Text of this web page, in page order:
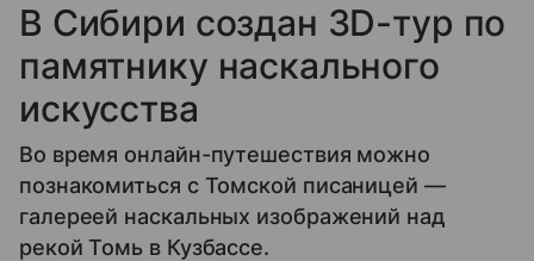
В Сибири создан 3D-тур по
памятнику наскального
искусства
Во время онлайн-путешествия можно
познакомиться с Томской писаницей —
галереей наскальных изображений над
рекой Томь в Кузбассе.